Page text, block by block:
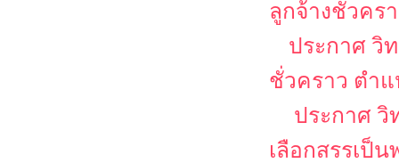
ลูกจ้างชั่วคร
ประกาศ วิ
ชั่วคราว ตำ
ประกาศ วิ
เลือกสรรเป็